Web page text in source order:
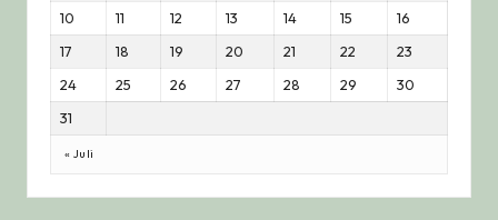
10
11 12 13 14 15
16
17
18 19 20 21 22
23
24
25 26 27 28 29
30
31
« Juli